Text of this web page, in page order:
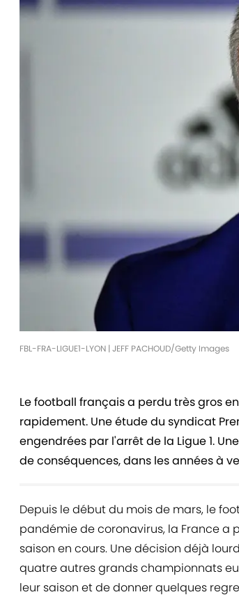
FBL-FRA-LIGUE1-LYON | JEFF PACHOUD/Getty Images
Le football français a perdu très gros
rapidement. Une étude du syndicat
engendrées par l'arrêt de la Ligue 1.
de conséquences, dans les années à
Depuis le début du mois de mars, le
pandémie de coronavirus, la France a
saison en cours. Une décision déjà
quatre autres grands championnats
leur saison et de donner quelques